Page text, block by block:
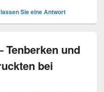
Sie eine Antwort
und
bei